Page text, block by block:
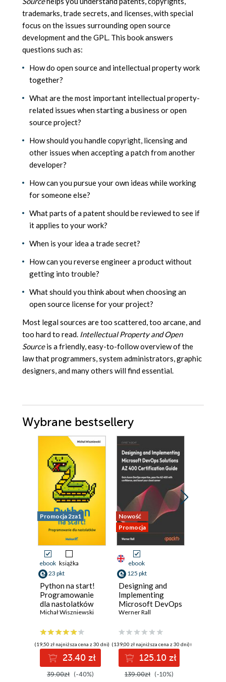
trademarks, trade secrets, and licenses, with special
focus on the issues surrounding open source
development and the GPL. This book answers
questions such as:
How do open source and intellectual property work
together?
What are the most important intellectual property-
related issues when starting a business or open
source project?
How should you handle copyright, licensing and
other issues when accepting a patch from another
developer?
How can you pursue your own ideas while working
for someone else?
What parts of a patent should be reviewed to see if
it applies to your work?
When is your idea a trade secret?
How can you reverse engineer a product without
getting into trouble?
What should you think about when choosing an
open source license for your project?
Most legal sources are too scattered, too arcane, and
too hard to read. Intellectual Property and Open
Sourceis a friendly, easy-to-follow overview of the
law that programmers, system administrators, graphic
designers, and many others will find essential.
Wybrane bestsellery
Promocja 2za1
ebook książka
23 pkt
Python na start!
Programowanie
dla nastolatków
Michał Wiszniewski
(19,50 zł najniższa cena z 30 dni)
23.40 zł
39.00zł (-40%)
Nowość
Promocja
ebook
125 pkt
Designing and
Implementing
Microsoft DevOps
Solutions AZ 400
Guide. Gain Azure
DevOps expertise,
pass the AZ-400
with confidence,
and boost your
cloud career
Werner Rall
(139,00 zł najniższa cena z 30 dni)
125.10 zł
139.00zł (-10%)
(129,00 zł